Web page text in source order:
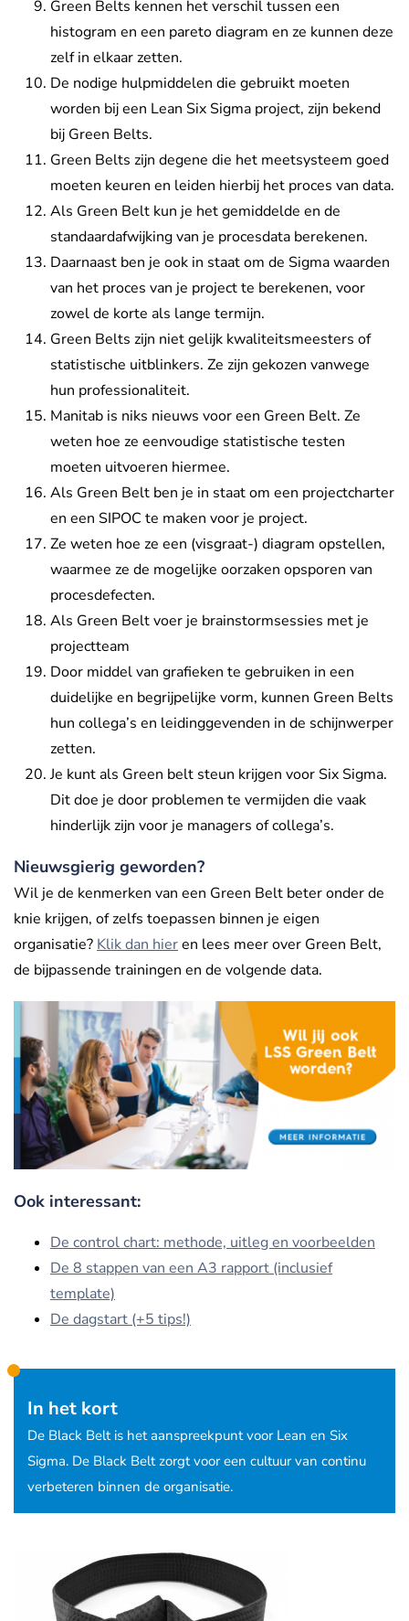
Green Belts kennen het verschil tussen een
histogram en een pareto diagram en ze kunnen deze
zelf in elkaar zetten.
De nodige hulpmiddelen die gebruikt moeten
worden bij een Lean Six Sigma project, zijn bekend
bij Green Belts.
Green Belts zijn degene die het meetsysteem goed
moeten keuren en leiden hierbij het proces van data.
Als Green Belt kun je het gemiddelde en de
standaardafwijking van je procesdata berekenen.
Daarnaast ben je ook in staat om de Sigma waarden
van het proces van je project te berekenen, voor
zowel de korte als lange termijn.
Green Belts zijn niet gelijk kwaliteitsmeesters of
statistische uitblinkers. Ze zijn gekozen vanwege
hun professionaliteit.
Manitab is niks nieuws voor een Green Belt. Ze
weten hoe ze eenvoudige statistische testen
moeten uitvoeren hiermee.
Als Green Belt ben je in staat om een projectcharter
en een SIPOC te maken voor je project.
Ze weten hoe ze een (visgraat-) diagram opstellen,
waarmee ze de mogelijke oorzaken opsporen van
procesdefecten.
Als Green Belt voer je brainstormsessies met je
projectteam
Door middel van grafieken te gebruiken in een
duidelijke en begrijpelijke vorm, kunnen Green Belts
hun collega’s en leidinggevenden in de schijnwerper
zetten.
Je kunt als Green belt steun krijgen voor Six Sigma.
Dit doe je door problemen te vermijden die vaak
hinderlijk zijn voor je managers of collega’s.
Nieuwsgierig geworden?
Wil je de kenmerken van een Green Belt beter onder de
knie krijgen, of zelfs toepassen binnen je eigen
organisatie? Klik dan hieren lees meer over Green Belt,
de bijpassende trainingen en de volgende data.
Ook interessant:
De control chart: methode, uitleg en voorbeelden
De 8 stappen van een A3 rapport (inclusief
template)
De dagstart (+5 tips!)
In het kort
De Black Belt is het aanspreekpunt voor Lean en Six
Sigma. De Black Belt zorgt voor een cultuur van continu
verbeteren binnen de organisatie.